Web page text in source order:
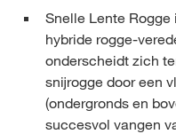
Snelle Lente
hybride rogge-
onderscheidt zich
snijrogge door een
(ondergronds en
succesvol vangen